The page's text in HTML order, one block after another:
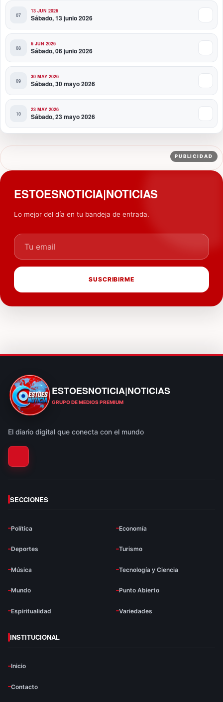
13 JUN 2026
Sábado, 13 junio 2026
6 JUN 2026
Sábado, 06 junio 2026
30 MAY 2026
Sábado, 30 mayo 2026
23 MAY 2026
Sábado, 23 mayo 2026
PUBLICIDAD
ESTOESNOTICIA|NOTICIAS
Lo mejor del día en tu bandeja de entrada.
Tu email
SUSCRIBIRME
ESTOESNOTICIA|NOTICIAS
ESTOESNOTICIA|NOTICIAS
GRUPO DE MEDIOS PREMIUM
El diario digital que conecta con el mundo
SECCIONES
Política Economía
Deportes Turismo
Música Tecnología y Ciencia
Mundo Punto Abierto
Espiritualidad Variedades
INSTITUCIONAL
Inicio
Contacto